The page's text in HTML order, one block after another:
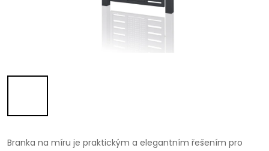
Branka na míru je praktickým a elegantním řešením pro